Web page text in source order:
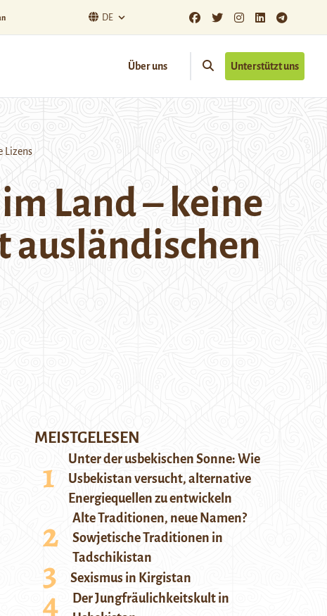
DE
Über uns Unterstützt uns
Lizens
Land – keine
ausländischen
MEISTGELESEN
Unter der usbekischen Sonne: Wie
Usbekistan versucht, alternative
Energiequellen zu entwickeln
Alte Traditionen, neue Namen?
Sowjetische Traditionen in
Tadschikistan
Sexismus in Kirgistan
Der Jungfräulichkeitskult in